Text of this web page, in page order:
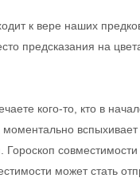
к вере наших
предсказания на
кого-то, кто в
моментально
совместимости
может стать